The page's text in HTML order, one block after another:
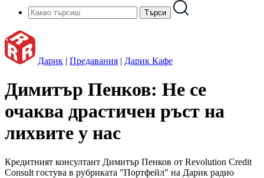
Дарик | Предавания | Дарик Кафе
Димитър Пенков: Не се
очаква драстичен ръст на
лихвите у нас
Кредитният консултант Димитър Пенков от Revolution Credit
Consult гостува в рубриката "Портфейл" на Дарик радио